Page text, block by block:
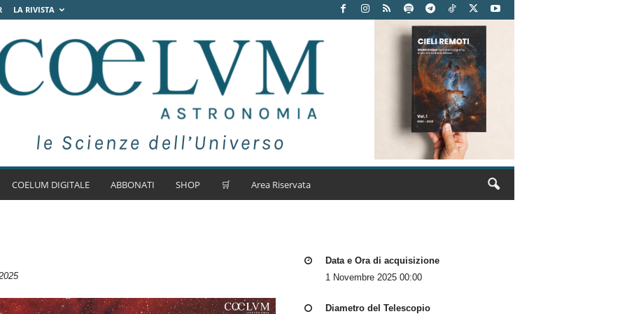
LA RIVISTA
COELUM DIGITALE ABBONATI SHOP 🛒 Area Riservata
Data e Ora di acquisizione
1 Novembre 2025 00:00
Diametro del Telescopio